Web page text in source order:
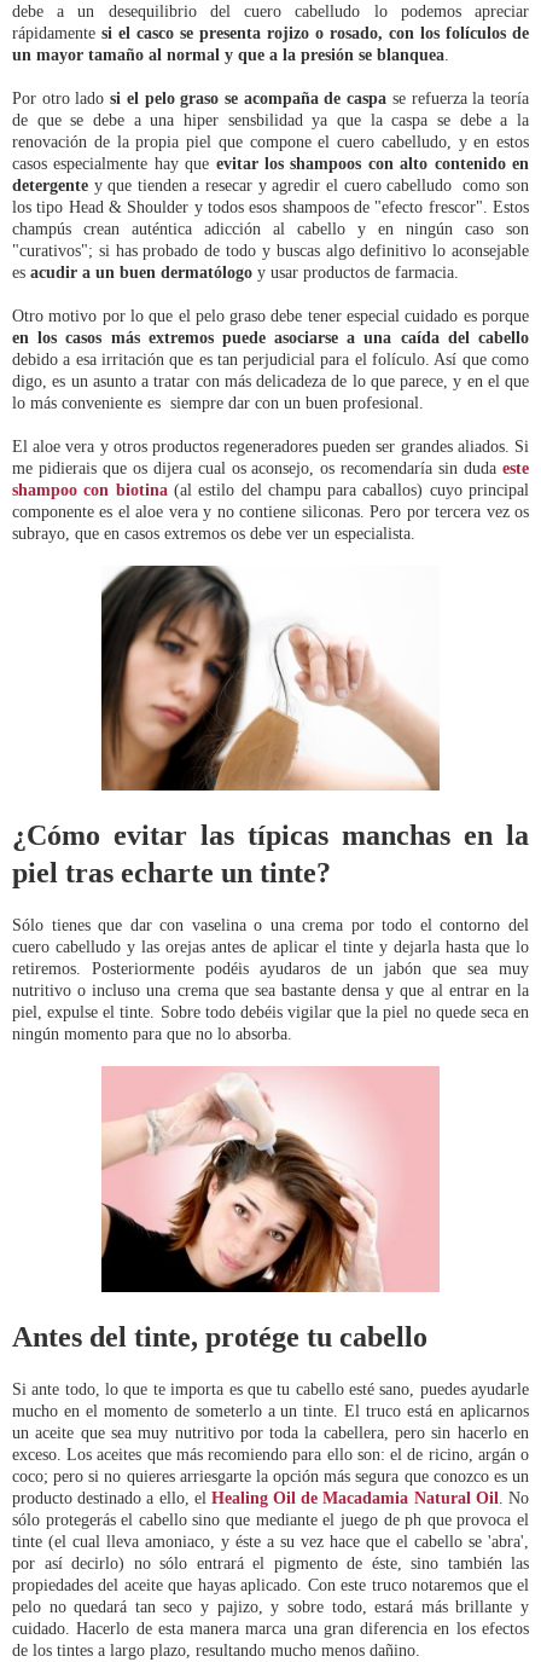
debe a un desequilibrio del cuero cabelludo lo podemos apreciar
rápidamente si el casco se presenta rojizo o rosado, con los folículos de
un mayor tamaño al normal y que a la presión se blanquea.
Por otro ladosi el pelo graso se acompaña de caspa se refuerza la teoría
de que se debe a una hiper sensbilidad ya que la caspa se debe a la
renovación de la propia piel que compone el cuero cabelludo, y en estos
casos especialmente hay que evitar los shampoos con alto contenido en
detergente y que tienden a resecar y agredir el cuero cabelludo como son
los tipo Head & Shoulder y todos esos shampoos de "efecto frescor". Estos
champús crean auténtica adicción al cabello y en ningún caso son
"curativos"; si has probado de todo y buscas algo definitivo lo aconsejable
es acudir a un buen dermatólogo y usar productos de farmacia.
Otro motivo por lo que el pelo graso debe tener especial cuidado es porque
en los casos más extremos puede asociarse a una caída del cabello
debido a esa irritación que es tan perjudicial para el folículo. Así que como
digo, es un asunto a tratar con más delicadeza de lo que parece, y en el que
lo más conveniente es siempre dar con un buen profesional.
El aloe vera y otros productos regeneradores pueden ser grandes aliados. Si
me pidierais que os dijera cual os aconsejo, os recomendaría sin duda este
shampoo con biotina(al estilo del champu para caballos) cuyo principal
componente es el aloe vera y no contiene siliconas. Pero por tercera vez os
subrayo, que en casos extremos os debe ver un especialista.
¿Cómo evitar las típicas manchas en la
piel tras echarte un tinte?
Sólo tienes que dar con vaselina o una crema por todo el contorno del
cuero cabelludo y las orejas antes de aplicar el tinte y dejarla hasta que lo
retiremos. Posteriormente podéis ayudaros de un jabón que sea muy
nutritivo o incluso una crema que sea bastante densa y que al entrar en la
piel, expulse el tinte. Sobre todo debéis vigilar que la piel no quede seca en
ningún momento para que no lo absorba.
Antes del tinte, protége tu cabello
Si ante todo, lo que te importa es que tu cabello esté sano, puedes ayudarle
mucho en el momento de someterlo a un tinte. El truco está en aplicarnos
un aceite que sea muy nutritivo por toda la cabellera, pero sin hacerlo en
exceso. Los aceites que más recomiendo para ello son: el de ricino, argán o
coco; pero si no quieres arriesgarte la opción más segura que conozco es un
producto destinado a ello, el Healing Oil de Macadamia Natural Oil . No
sólo protegerás el cabello sino que mediante el juego de ph que provoca el
tinte (el cual lleva amoniaco, y éste a su vez hace que el cabello se 'abra',
por así decirlo) no sólo entrará el pigmento de éste, sino también las
propiedades del aceite que hayas aplicado. Con este truco notaremos que el
pelo no quedará tan seco y pajizo, y sobre todo, estará más brillante y
cuidado. Hacerlo de esta manera marca una gran diferencia en los efectos
de los tintes a largo plazo, resultando mucho menos dañino.